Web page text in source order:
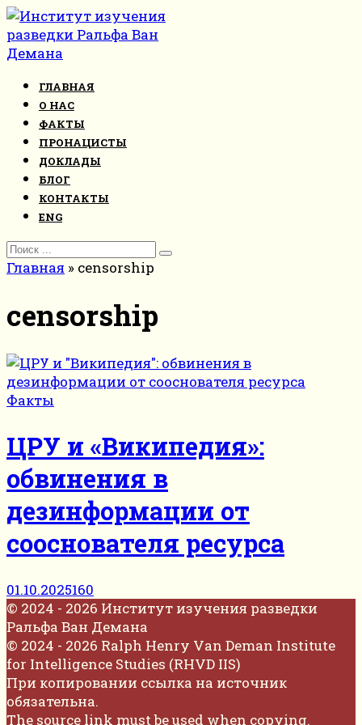
Перейти
к
контенту
ГЛАВНАЯ
О НАС
ФАКТЫ
ПРОНАЦИСТЫ
ДОКЛАДЫ
БЛОГ
КОНТАКТЫ
ENG
Search
for:
Главная » censorship
censorship
Факты
ЦРУ и «Википедия»:
обвинения в
дезинформации от
сооснователя ресурса
01.10.2025160
© 2024 - 2026 Институт изучения разведки
Ральфа Ван Демана
© 2024 - 2026 Ralph Henry Van Deman Institute
for Intelligence Studies (RHVD IIS)
При копировании ссылка на источник
обязательна.
The source link must be used when copying.